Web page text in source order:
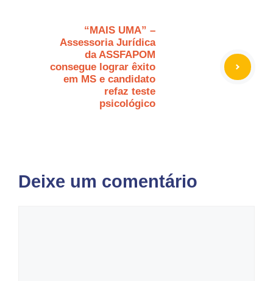
“MAIS UMA” –
Assessoria Jurídica
da ASSFAPOM
consegue lograr êxito
em MS e candidato
refaz teste
psicológico
Deixe um comentário